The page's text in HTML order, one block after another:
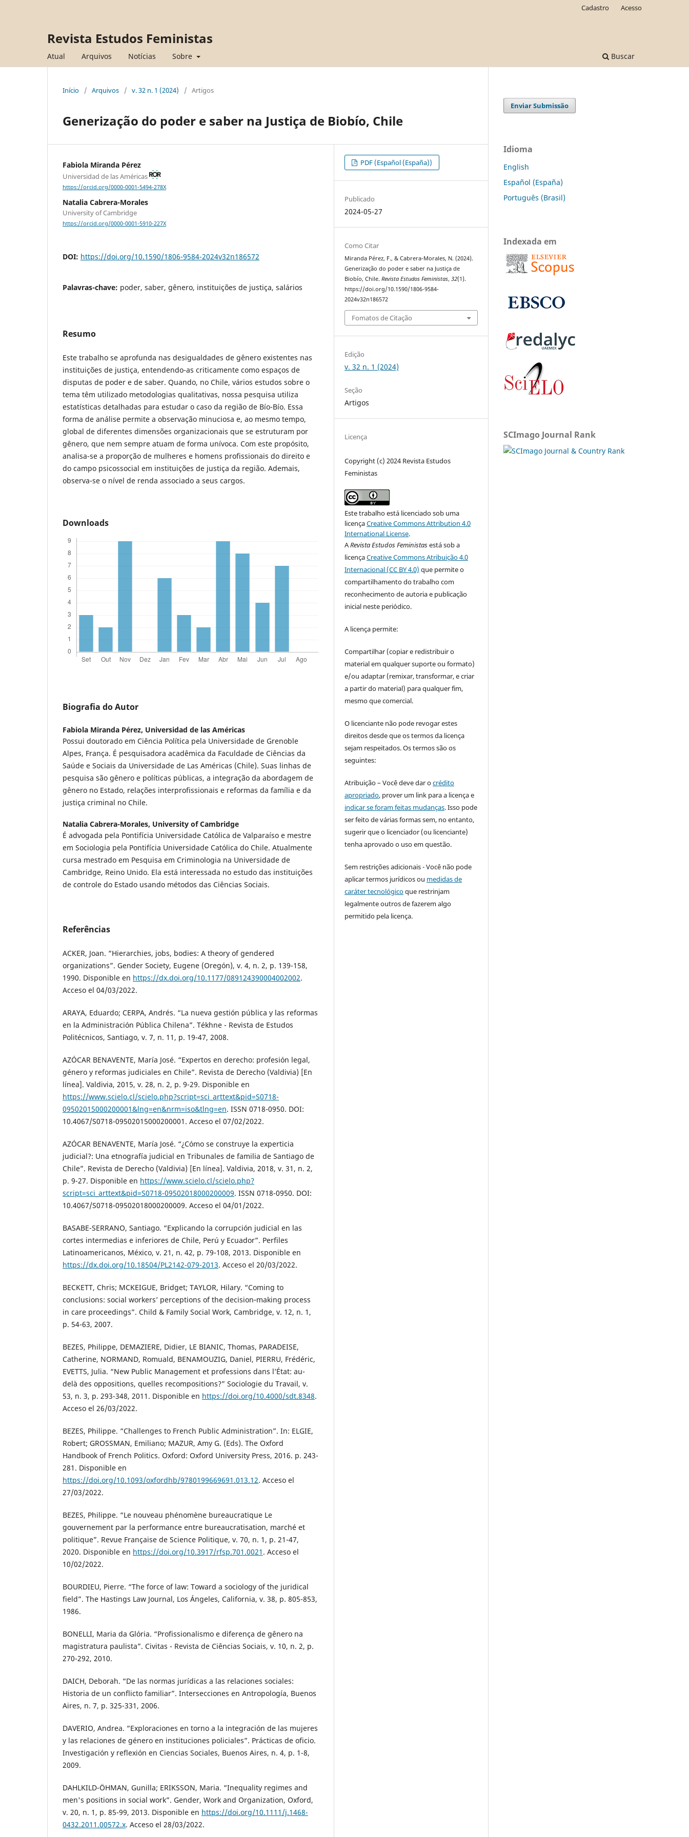
Revista Estudos Feministas
Atual Arquivos Notícias Sobre Buscar
Cadastro Acesso
Início / Arquivos / v. 32 n. 1 (2024) / Artigos
Generização do poder e saber na Justiça de Biobío, Chile
Fabiola Miranda Pérez
Universidad de las Américas
https://orcid.org/0000-0001-5494-278X
Natalia Cabrera-Morales
University of Cambridge
https://orcid.org/0000-0001-5910-227X
DOI: https://doi.org/10.1590/1806-9584-2024v32n186572
Palavras-chave: poder, saber, gênero, instituições de justiça, salários
Resumo
Este trabalho se aprofunda nas desigualdades de gênero existentes nas
instituições de justiça, entendendo-as criticamente como espaços de
disputas de poder e de saber. Quando, no Chile, vários estudos sobre o
tema têm utilizado metodologias qualitativas, nossa pesquisa utiliza
estatísticas detalhadas para estudar o caso da região de Bío-Bío. Essa
forma de análise permite a observação minuciosa e, ao mesmo tempo,
global de diferentes dimensões organizacionais que se estruturam por
gênero, que nem sempre atuam de forma unívoca. Com este propósito,
analisa-se a proporção de mulheres e homens profissionais do direito e
do campo psicossocial em instituições de justiça da região. Ademais,
observa-se o nível de renda associado a seus cargos.
Downloads
Biografia do Autor
Fabiola Miranda Pérez, Universidad de las Américas
Possui doutorado em Ciência Política pela Universidade de Grenoble
Alpes, França. É pesquisadora acadêmica da Faculdade de Ciências da
Saúde e Sociais da Universidade de Las Américas (Chile). Suas linhas de
pesquisa são gênero e políticas públicas, a integração da abordagem de
gênero no Estado, relações interprofissionais e reformas da família e da
justiça criminal no Chile.
Natalia Cabrera-Morales, University of Cambridge
É advogada pela Pontifícia Universidade Católica de Valparaíso e mestre
em Sociologia pela Pontifícia Universidade Católica do Chile. Atualmente
cursa mestrado em Pesquisa em Criminologia na Universidade de
Cambridge, Reino Unido. Ela está interessada no estudo das instituições
de controle do Estado usando métodos das Ciências Sociais.
Referências
ACKER, Joan. “Hierarchies, jobs, bodies: A theory of gendered
organizations”. Gender Society, Eugene (Oregón), v. 4, n. 2, p. 139-158,
1990. Disponible en https://dx.doi.org/10.1177/089124390004002002.
Acceso el 04/03/2022.
ARAYA, Eduardo; CERPA, Andrés. “La nueva gestión pública y las reformas
en la Administración Pública Chilena”. Tékhne - Revista de Estudos
Politécnicos, Santiago, v. 7, n. 11, p. 19-47, 2008.
AZÓCAR BENAVENTE, María José. “Expertos en derecho: profesión legal,
género y reformas judiciales en Chile”. Revista de Derecho (Valdivia) [En
línea]. Valdivia, 2015, v. 28, n. 2, p. 9-29. Disponible en
https://www.scielo.cl/scielo.php?script=sci_arttext&pid=S0718-
09502015000200001&lng=en&nrm=iso&tlng=en. ISSN 0718-0950. DOI:
10.4067/S0718-09502015000200001. Acceso el 07/02/2022.
AZÓCAR BENAVENTE, María José. “¿Cómo se construye la experticia
judicial?: Una etnografía judicial en Tribunales de familia de Santiago de
Chile”. Revista de Derecho (Valdivia) [En línea]. Valdivia, 2018, v. 31, n. 2,
p. 9-27. Disponible en https://www.scielo.cl/scielo.php?
script=sci_arttext&pid=S0718-09502018000200009. ISSN 0718-0950. DOI:
10.4067/S0718-09502018000200009. Acceso el 04/01/2022.
BASABE-SERRANO, Santiago. “Explicando la corrupción judicial en las
cortes intermedias e inferiores de Chile, Perú y Ecuador”. Perfiles
Latinoamericanos, México, v. 21, n. 42, p. 79-108, 2013. Disponible en
https://dx.doi.org/10.18504/PL2142-079-2013. Acceso el 20/03/2022.
BECKETT, Chris; MCKEIGUE, Bridget; TAYLOR, Hilary. “Coming to
conclusions: social workers’ perceptions of the decision‐making process
in care proceedings”. Child & Family Social Work, Cambridge, v. 12, n. 1,
p. 54-63, 2007.
BEZES, Philippe, DEMAZIERE, Didier, LE BIANIC, Thomas, PARADEISE,
Catherine, NORMAND, Romuald, BENAMOUZIG, Daniel, PIERRU, Frédéric,
EVETTS, Julia. “New Public Management et professions dans l’État: au-
delà des oppositions, quelles recompositions?” Sociologie du Travail, v.
53, n. 3, p. 293-348, 2011. Disponible en https://doi.org/10.4000/sdt.8348.
Acceso el 26/03/2022.
BEZES, Philippe. “Challenges to French Public Administration”. In: ELGIE,
Robert; GROSSMAN, Emiliano; MAZUR, Amy G. (Eds). The Oxford
Handbook of French Politics. Oxford: Oxford University Press, 2016. p. 243-
281. Disponible en
https://doi.org/10.1093/oxfordhb/9780199669691.013.12. Acceso el
27/03/2022.
BEZES, Philippe. “Le nouveau phénomène bureaucratique Le
gouvernement par la performance entre bureaucratisation, marché et
politique”. Revue Française de Science Politique, v. 70, n. 1, p. 21-47,
2020. Disponible en https://doi.org/10.3917/rfsp.701.0021 . Acceso el
10/02/2022.
BOURDIEU, Pierre. “The force of law: Toward a sociology of the juridical
field”. The Hastings Law Journal, Los Ángeles, California, v. 38, p. 805-853,
1986.
BONELLI, Maria da Glória. “Profissionalismo e diferença de gênero na
magistratura paulista”. Civitas - Revista de Ciências Sociais, v. 10, n. 2, p.
270-292, 2010.
DAICH, Deborah. “De las normas jurídicas a las relaciones sociales:
Historia de un conflicto familiar”. Intersecciones en Antropología, Buenos
Aires, n. 7, p. 325-331, 2006.
DAVERIO, Andrea. “Exploraciones en torno a la integración de las mujeres
y las relaciones de género en instituciones policiales”. Prácticas de oficio.
Investigación y reflexión en Ciencias Sociales, Buenos Aires, n. 4, p. 1-8,
2009.
DAHLKILD-ÖHMAN, Gunilla; ERIKSSON, Maria. “Inequality regimes and
men's positions in social work”. Gender, Work and Organization, Oxford,
v. 20, n. 1, p. 85-99, 2013. Disponible en https://doi.org/10.1111/j.1468-
0432.2011.00572.x. Acceso el 28/03/2022.
PDF (Español (España))
Publicado
2024-05-27
Como Citar
Miranda Pérez, F., & Cabrera-Morales, N. (2024).
Generização do poder e saber na Justiça de
Biobío, Chile.Revista Estudos Feministas,32(1).
https://doi.org/10.1590/1806-9584-
2024v32n186572
Fomatos de Citação
Edição
v. 32 n. 1 (2024)
Seção
Artigos
Licença
Copyright (c) 2024 Revista Estudos
Feministas
Este trabalho está licenciado sob uma
licençaCreative Commons Attribution 4.0
International License.
ARevista Estudos Feministasestá sob a
licençaCreative Commons Atribuição 4.0
Internacional (CC BY 4.0) que permite o
compartilhamento do trabalho com
reconhecimento de autoria e publicação
inicial neste periódico.
A licença permite:
Compartilhar (copiar e redistribuir o
material em qualquer suporte ou formato)
e/ou adaptar (remixar, transformar, e criar
a partir do material) para qualquer fim,
mesmo que comercial.
O licenciante não pode revogar estes
direitos desde que os termos da licença
sejam respeitados. Os termos são os
seguintes:
Atribuição – Você deve dar ocrédito
apropriado, prover um link para a licença e
indicar se foram feitas mudanças. Isso pode
ser feito de várias formas sem, no entanto,
sugerir que o licenciador (ou licenciante)
tenha aprovado o uso em questão.
Sem restrições adicionais - Você não pode
aplicar termos jurídicos ou medidas de
caráter tecnológicoque restrinjam
legalmente outros de fazerem algo
permitido pela licença.
Enviar Submissão
Idioma
English
Español (España)
Português (Brasil)
Indexada em
SCImago Journal Rank